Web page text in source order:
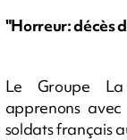
"Horreur: décès
Le Groupe La
apprenons
soldats français